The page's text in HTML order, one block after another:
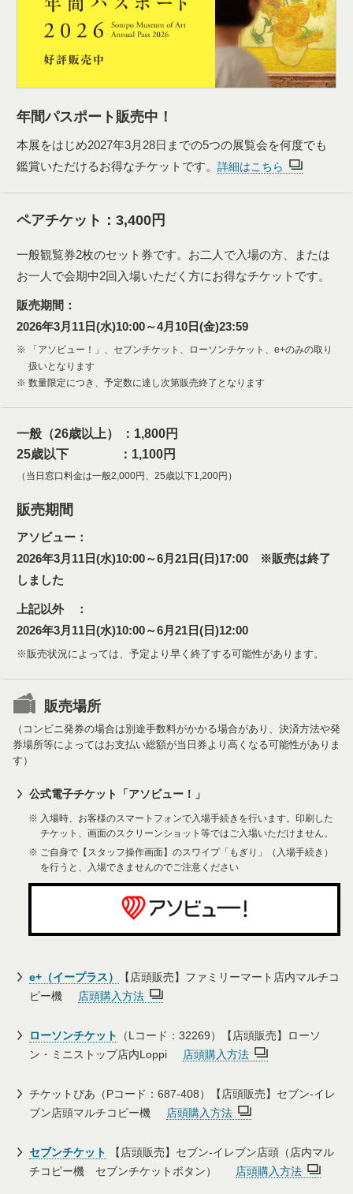
年間パスポート販売中！
本展をはじめ2027年3月28日までの5つの展覧会を何度でも
鑑賞いただけるお得なチケットです。 詳細はこちら
ペアチケット：3,400円
一般観覧券2枚のセット券です。お二人で入場の方、または
お一人で会期中2回入場いただく方にお得なチケットです。
販売期間：
2026年3月11日(水)10:00～4月10日(金)23:59
「アソビュー！」、セブンチケット、ローソンチケット、e+のみの取り
扱いとなります
数量限定につき、予定数に達し次第販売終了となります
一般（26歳以上） ：1,800円
25歳以下 ：1,100円
（当日窓口料金は一般2,000円、25歳以下1,200円）
販売期間
アソビュー：
2026年3月11日(水)10:00～6月21日(日)17:00 ※販売は終了
しました
上記以外 ：
2026年3月11日(水)10:00～6月21日(日)12:00
※販売状況によっては、予定より早く終了する可能性があります。
販売場所
（コンビニ発券の場合は別途手数料がかかる場合があり、決済方法や発
券場所等によってはお支払い総額が当日券より高くなる可能性がありま
す）
公式電子チケット「アソビュー！」
入場時、お客様のスマートフォンで入場手続きを行います。印刷した
チケット、画面のスクリーンショット等ではご入場いただけません。
ご自身で【スタッフ操作画面】のスワイプ「もぎり」（入場手続き）
を行うと、入場できませんのでご注意ください
e+（イープラス）
【店頭販売】ファミリーマート店内マルチコ
ピー機
店頭購入方法
ローソンチケット
（Lコード：32269）【店頭販売】ローソ
ン・ミニストップ店内Loppi
店頭購入方法
チケットぴあ（Pコード：687-408）【店頭販売】セブン-イレ
ブン店頭マルチコピー機
店頭購入方法
セブンチケット
【店頭販売】セブン-イレブン店頭（店内マル
チコピー機 セブンチケットボタン）
店頭購入方法